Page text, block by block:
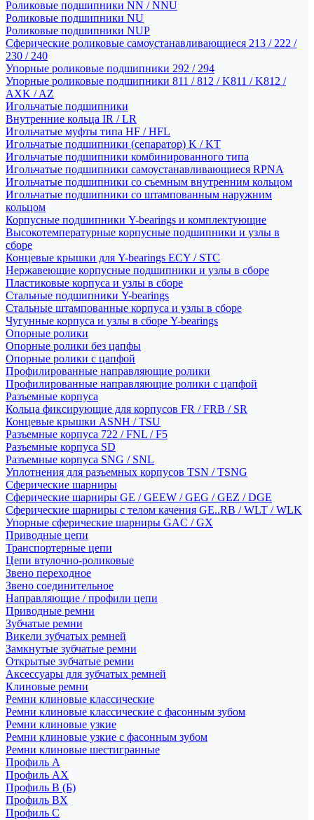
Роликовые подшипники NN / NNU
Роликовые подшипники NU
Роликовые подшипники NUP
Сферические роликовые самоустанавливающиеся 213 / 222 /
230 / 240
Упорные роликовые подшипники 292 / 294
Упорные роликовые подшипники 811 / 812 / K811 / K812 /
AXK / AZ
Игольчатые подшипники
Внутренние кольца IR / LR
Игольчатые муфты типа HF / HFL
Игольчатые подшипники (сепаратор) K / KT
Игольчатые подшипники комбинированного типа
Игольчатые подшипники самоустанавливающиеся RPNA
Игольчатые подшипники со съемным внутренним кольцом
Игольчатые подшипники со штампованным наружним
кольцом
Корпусные подшипники Y-bearings и комплектующие
Высокотемпературные корпусные подшипники и узлы в
сборе
Концевые крышки для Y-bearings ECY / STC
Нержавеющие корпусные подшипники и узлы в сборе
Пластиковые корпуса и узлы в сборе
Стальные подшипники Y-bearings
Стальные штампованные корпуса и узлы в сборе
Чугунные корпуса и узлы в сборе Y-bearings
Опорные ролики
Опорные ролики без цапфы
Опорные ролики с цапфой
Профилированные направляющие ролики
Профилированные направляющие ролики с цапфой
Разъемные корпуса
Кольца фиксирующие для корпусов FR / FRB / SR
Концевые крышки ASNH / TSU
Разъемные корпуса 722 / FNL / F5
Разъемные корпуса SD
Разъемные корпуса SNG / SNL
Уплотнения для разъемных корпусов TSN / TSNG
Сферические шарниры
Сферические шарниры GE / GEEW / GEG / GEZ / DGE
Сферические шарниры с телом качения GE..RB / WLT / WLK
Упорные сферические шарниры GAC / GX
Приводные цепи
Транспортерные цепи
Цепи втулочно-роликовые
Звено переходное
Звено соединительное
Направляющие / профили цепи
Приводные ремни
Зубчатые ремни
Викели зубчатых ремней
Замкнутые зубчатые ремни
Открытые зубчатые ремни
Аксессуары для зубчатых ремней
Клиновые ремни
Ремни клиновые классические
Ремни клиновые классические с фасонным зубом
Ремни клиновые узкие
Ремни клиновые узкие с фасонным зубом
Ремни клиновые шестигранные
Профиль A
Профиль AX
Профиль B (Б)
Профиль BX
Профиль C